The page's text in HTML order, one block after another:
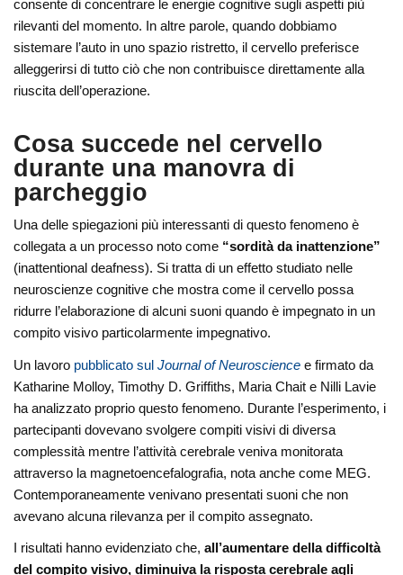
consente di concentrare le energie cognitive sugli aspetti più
rilevanti del momento. In altre parole, quando dobbiamo
sistemare l’auto in uno spazio ristretto, il cervello preferisce
alleggerirsi di tutto ciò che non contribuisce direttamente alla
riuscita dell’operazione.
Cosa succede nel cervello
durante una manovra di
parcheggio
Una delle spiegazioni più interessanti di questo fenomeno è
collegata a un processo noto come “sordità da inattenzione”
(inattentional deafness). Si tratta di un effetto studiato nelle
neuroscienze cognitive che mostra come il cervello possa
ridurre l’elaborazione di alcuni suoni quando è impegnato in un
compito visivo particolarmente impegnativo.
Un lavoro pubblicato sulJournal of Neuroscience e firmato da
Katharine Molloy, Timothy D. Griffiths, Maria Chait e Nilli Lavie
ha analizzato proprio questo fenomeno. Durante l’esperimento, i
partecipanti dovevano svolgere compiti visivi di diversa
complessità mentre l’attività cerebrale veniva monitorata
attraverso la magnetoencefalografia, nota anche come MEG.
Contemporaneamente venivano presentati suoni che non
avevano alcuna rilevanza per il compito assegnato.
I risultati hanno evidenziato che,all’aumentare della difficoltà
del compito visivo, diminuiva la risposta cerebrale agli